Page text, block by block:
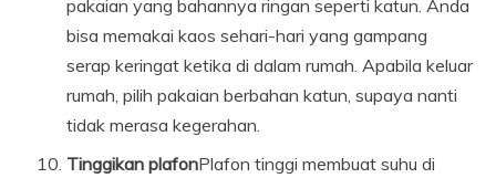
pakaian yang bahannya ringan seperti katun. Anda
bisa memakai kaos sehari-hari yang gampang
serap keringat ketika di dalam rumah. Apabila keluar
rumah, pilih pakaian berbahan katun, supaya nanti
tidak merasa kegerahan.
Tinggikan plafonPlafon tinggi membuat suhu di